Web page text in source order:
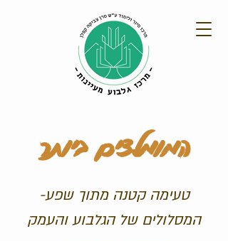
המומלצים ביותר
-טעימה קטנה מתוך שפע
המסלולים של הגלבוע והעמק